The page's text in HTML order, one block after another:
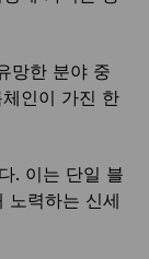
망한 분야 중
인이 가진 한
. 이는 단일 블
노력하는 신세